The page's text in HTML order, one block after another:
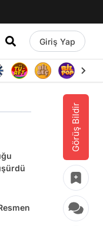
Giriş Yap
Görüş Bildir